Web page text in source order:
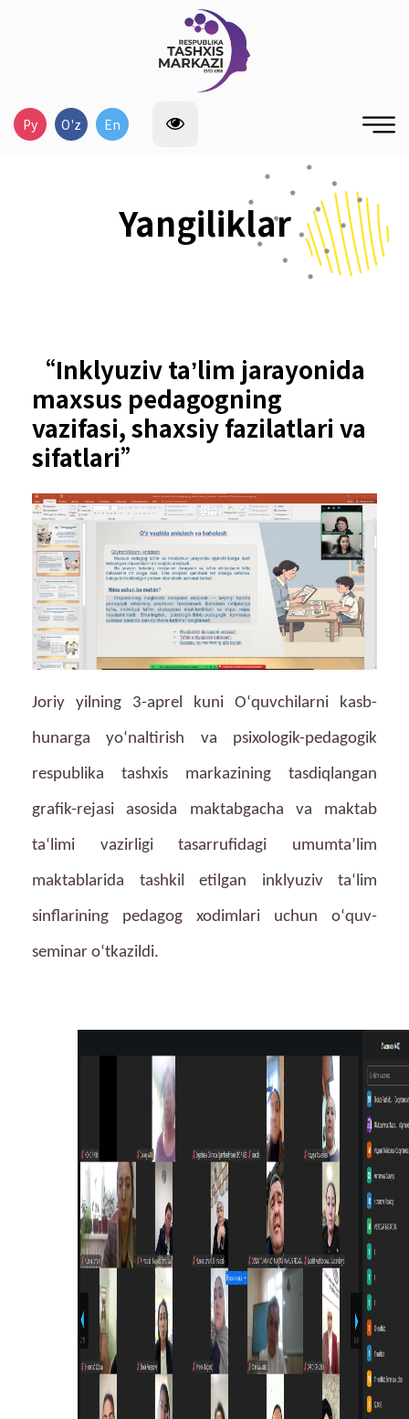
Ру O'z En
Yangiliklar
“Inklyuziv taʼlim jarayonida
maxsus pedagogning
vazifasi, shaxsiy fazilatlari va
sifatlari”
Joriy yilning 3-aprel kuni Oʻquvchilarni kasb-
hunarga yoʻnaltirish va psixologik-pedagogik
respublika tashxis markazining tasdiqlangan
grafik-rejasi asosida maktabgacha va maktab
taʻlimi vazirligi tasarrufidagi umumtaʼlim
maktablarida tashkil etilgan inklyuziv taʻlim
sinflarining pedagog xodimlari uchun oʻquv-
seminar oʻtkazildi.